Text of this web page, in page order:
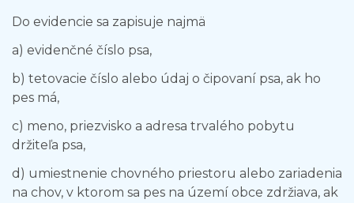
Do evidencie sa zapisuje najmä
a) evidenčné číslo psa,
b) tetovacie číslo alebo údaj o čipovaní psa, ak ho
pes má,
c) meno, priezvisko a adresa trvalého pobytu
držiteľa psa,
d) umiestnenie chovného priestoru alebo zariadenia
na chov, v ktorom sa pes na území obce zdržiava, ak